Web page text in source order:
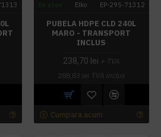
Elko EP-295-71312
PUBELA HDPE CLD 240L
MARO - TRANSPORT
INCLUS
238,70 lei + TVA
288,83 lei TVA inclus
Cumpara acum